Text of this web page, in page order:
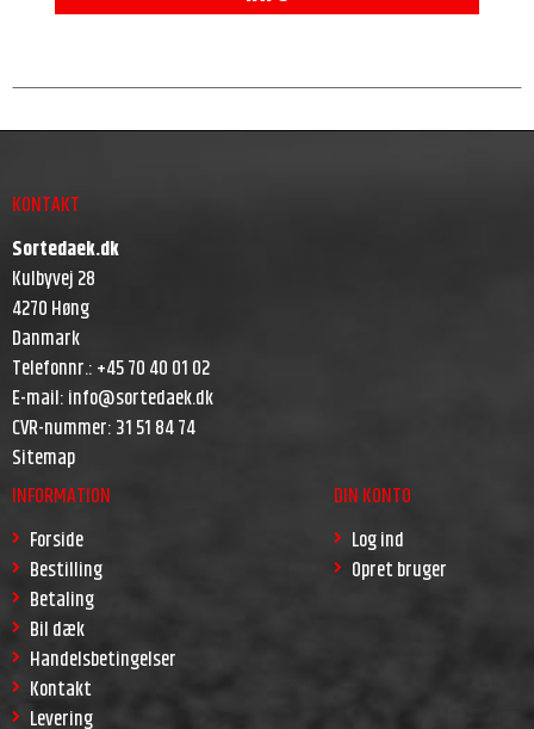
KONTAKT
Sortedaek.dk
Kulbyvej 28
4270 Høng
Danmark
Telefonnr.:+45 70 40 01 02
E-mail:info@sortedaek.dk
CVR-nummer:31 51 84 74
Sitemap
INFORMATION
Forside
Bestilling
Betaling
Bil dæk
Handelsbetingelser
Kontakt
Levering
DIN KONTO
Log ind
Opret bruger